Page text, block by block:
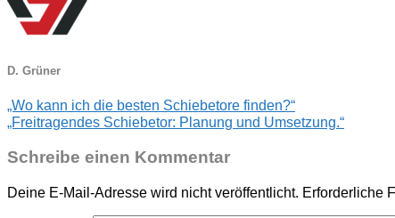
D. Grüner
„Wo kann ich die besten Schiebetore finden?“
„Freitragendes Schiebetor: Planung und Umsetzung.“
Schreibe einen Kommentar
Deine E-Mail-Adresse wird nicht veröffentlicht. Erforderliche